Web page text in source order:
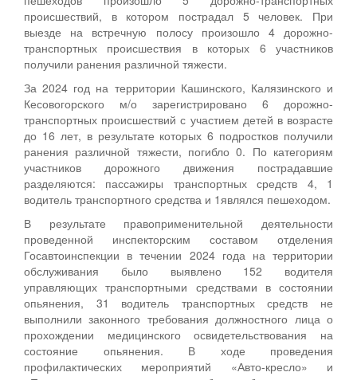
происшествий, в котором пострадал 5 человек. При
выезде на встречную полосу произошло 4 дорожно-
транспортных происшествия в которых 6 участников
получили ранения различной тяжести.
За 2024 год на территории Кашинского, Калязинского и
Кесовогорского м/о зарегистрировано 6 дорожно-
транспортных происшествий с участием детей в возрасте
до 16 лет, в результате которых 6 подростков получили
ранения различной тяжести, погибло 0. По категориям
участников дорожного движения пострадавшие
разделяются: пассажиры транспортных средств 4, 1
водитель транспортного средства и 1являлся пешеходом.
В результате правоприменительной деятельности
проведенной инспекторским составом отделения
Госавтоинспекции в течении 2024 года на территории
обслуживания было выявлено 152 водителя
управляющих транспортными средствами в состоянии
опьянения, 31 водитель транспортных средств не
выполнили законного требования должностного лица о
прохождении медицинского освидетельствования на
состояние опьянения. В ходе проведения
профилактических мероприятий «Авто-кресло» и